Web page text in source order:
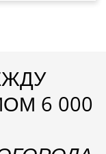
6 000